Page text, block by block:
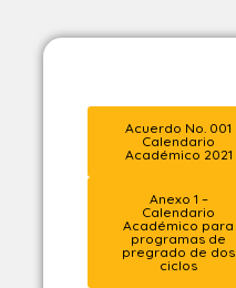
Acuerdo No. 001
Calendario
Académico 2021
Anexo 1 –
Calendario
Académico para
programas de
pregrado de dos
ciclos